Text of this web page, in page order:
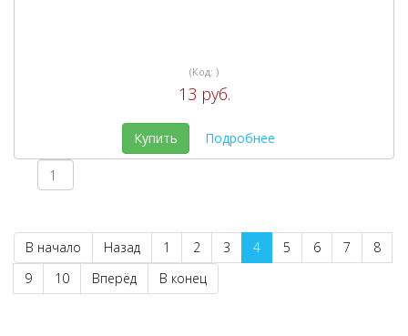
(Код: )
13 руб.
Купить Подробнее
В начало Назад 1 2 3 4 5 6 7
8
9
10 Вперёд В конец